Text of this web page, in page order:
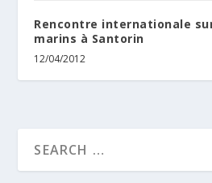
Rencontre internationale
marins à Santorin
12/04/2012